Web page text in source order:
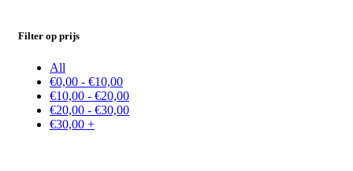
Filter op prijs
All
€0,00 - €10,00
€10,00 - €20,00
€20,00 - €30,00
€30,00 +